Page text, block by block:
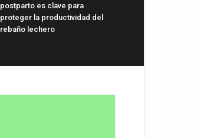
postparto es clave para
proteger la productividad del
rebaño lechero